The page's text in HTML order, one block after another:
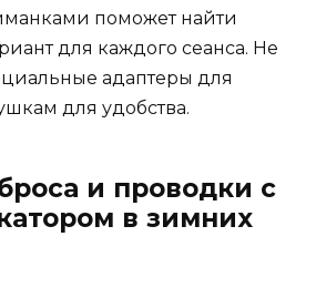
поможет найти
для каждого сеанса. Не
адаптеры для
для удобства.
и проводки с
в зимних